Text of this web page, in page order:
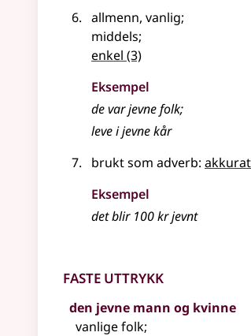
allmenn, vanlig;
middels;
enkel (3)
Eksempel
de varjevnefolk;
leve ijevnekår
brukt som adverb: akkurat
Eksempel
det blir 100 krjevnt
Faste uttrykk
den jevne mann og kvinne
vanlige folk;